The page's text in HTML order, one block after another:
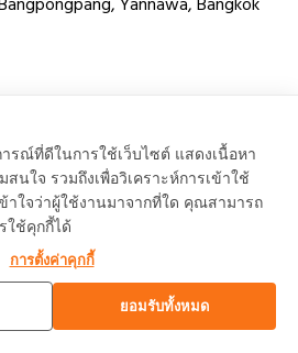
Co.,Ltd. All rights reserved.
ารณ์ที่ดีในการใช้เว็บไซต์ แสดงเนื้อหา
นใจ รวมถึงเพื่อวิเคราะห์การเข้าใช้
าใจว่าผู้ใช้งานมาจากที่ใด คุณสามารถ
ใช้คุกกี้ได้
การตั้งค่าคุกกี้
ยอมรับทั้งหมด